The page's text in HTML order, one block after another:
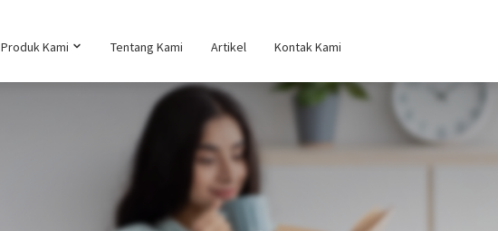
Produk Kami Tentang Kami Artikel Kontak Kami